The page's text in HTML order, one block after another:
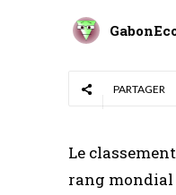
PARTAGER
Le
rang mondial